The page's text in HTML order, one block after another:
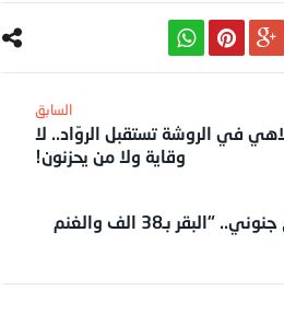
في الروشة تستقبل الروّاد.. لا
وقاية ولا من يحزنون!
أسعار اللحوم الى ارتفاع جنوني.. “البقر بـ38 الف والغنم